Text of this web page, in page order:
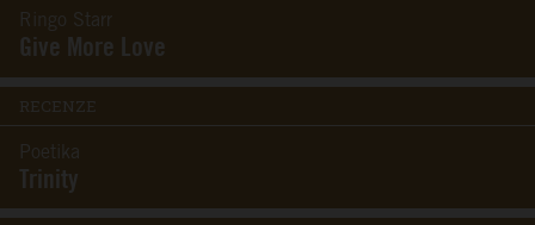
Ringo Starr
Give More Love
RECENZE
Poetika
Trinity